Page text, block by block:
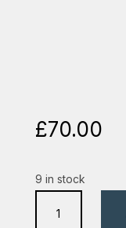
£70.00
9 in stock